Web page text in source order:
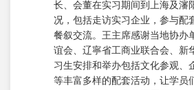
长、会董在实习期间到上海及瀋
况，包括走访实习企业，参与配
餐叙交流。王主席感谢当地协办
谊会、辽寧省工商业联合会、新
习生安排和举办包括文化参观、
等丰富多样的配套活动，让学员